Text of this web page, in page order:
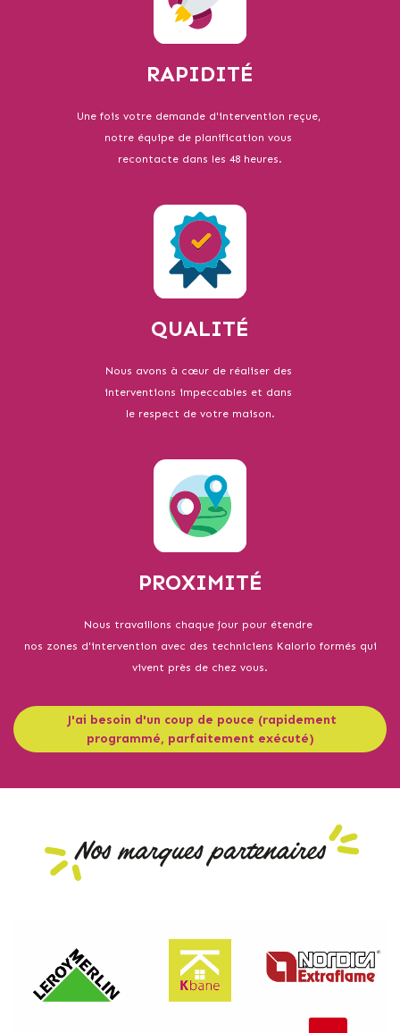
RAPIDITÉ
Une fois votre demande d'intervention reçue,
notre équipe de planification vous
recontacte dans les 48 heures.
QUALITÉ
Nous avons à cœur de réaliser des
interventions impeccables et dans
le respect de votre maison.
PROXIMITÉ
Nous travaillons chaque jour pour étendre
nos zones d'intervention avec des techniciens Kalorio formés qui
vivent près de chez vous.
J'ai besoin d'un coup de pouce (rapidement
programmé, parfaitement exécuté) ​​​​